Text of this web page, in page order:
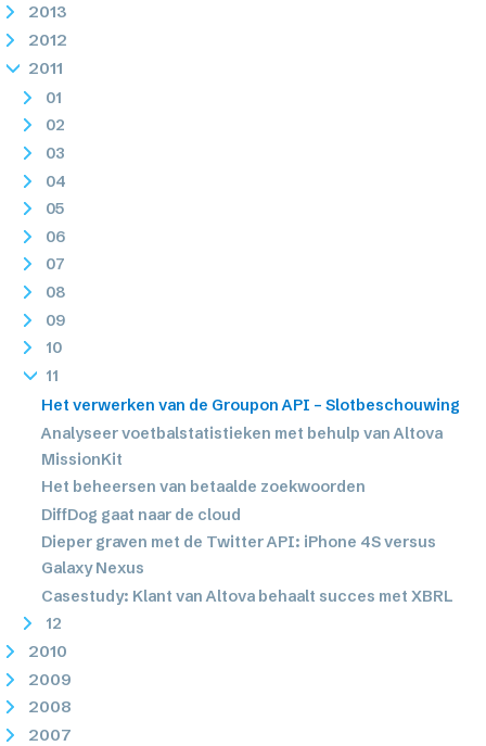
2013
2012
2011
01
02
03
04
05
06
07
08
09
10
11
Het verwerken van de Groupon API – Slotbeschouwing
Analyseer voetbalstatistieken met behulp van Altova
MissionKit
Het beheersen van betaalde zoekwoorden
DiffDog gaat naar de cloud
Dieper graven met de Twitter API: iPhone 4S versus
Galaxy Nexus
Casestudy: Klant van Altova behaalt succes met XBRL
12
2010
2009
2008
2007